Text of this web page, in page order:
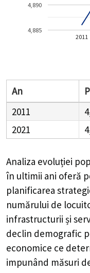
2011
4,885
4,890
An
2011
2021
Analiza evoluției
în ultimii ani oferă
planificarea
numărului de
infrastructurii și
declin demografic
economice ce
impunând măsuri